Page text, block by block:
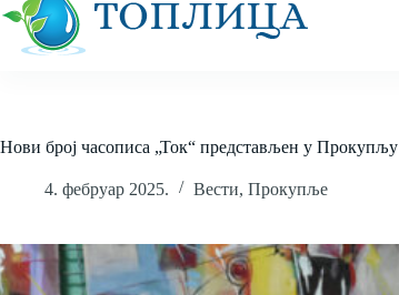
Нови број часописа „Ток“ представљен у Прокупљу
4. фебруар 2025. Вести, Прокупље